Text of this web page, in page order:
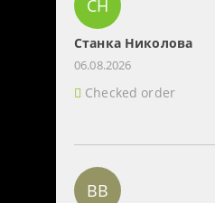
СН
Станка Николова
06.08.2026
Checked order
BB